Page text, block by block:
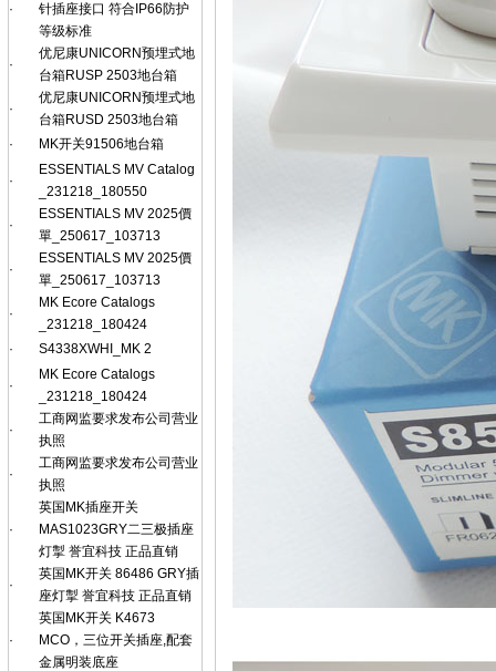
·
针插座接口 符合IP66防护
等级标准
·
优尼康UNICORN预埋式地
台箱RUSP 2503地台箱
·
优尼康UNICORN预埋式地
台箱RUSD 2503地台箱
·
MK开关91506地台箱
·
ESSENTIALS MV Catalog
_231218_180550
·
ESSENTIALS MV 2025價
單_250617_103713
·
ESSENTIALS MV 2025價
單_250617_103713
·
MK Ecore Catalogs
_231218_180424
·
S4338XWHI_MK 2
·
MK Ecore Catalogs
_231218_180424
·
工商网监要求发布公司营业
执照
·
工商网监要求发布公司营业
执照
·
英国MK插座开关
MAS1023GRY二三极插座
灯掣 誉宜科技 正品直销
·
英国MK开关 86486 GRY插
座灯掣 誉宜科技 正品直销
·
英国MK开关 K4673
MCO，三位开关插座,配套
金属明装底座